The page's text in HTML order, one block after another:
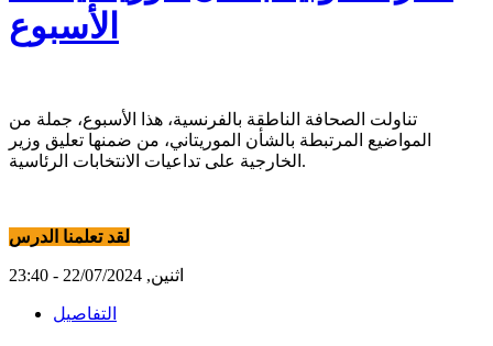
الأسبوع
تناولت الصحافة الناطقة بالفرنسية، هذا الأسبوع، جملة من
المواضيع المرتبطة بالشأن الموريتاني، من ضمنها تعليق وزير
الخارجية على تداعيات الانتخابات الرئاسية.
لقد تعلمنا الدرس
اثنين, 22/07/2024 - 23:40
التفاصيل